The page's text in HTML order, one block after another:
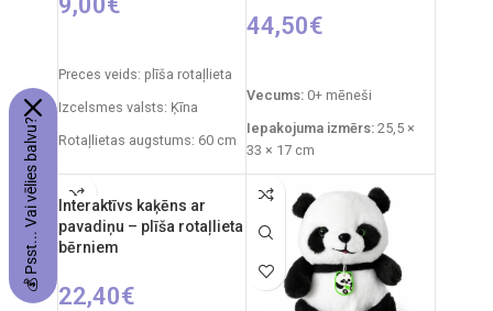
Preces veids: plīša rotaļlieta
Izcelsmes valsts: Ķīna
Rotaļlietas augstums: 60 cm
44,50€
Vecums: 0+ mēneši
Iepakojuma izmērs: 25,5 ×
33 × 17 cm
Izstrādājuma svars:760 g
Funkcijas:
projektors, zvana signāli,
baltais troksnis
Materiāli:plīšs, plastmasa
Interaktīvs kaķēns ar
pavadiņu – plīša rotaļlieta
bērniem
22,40€
💰 Psst... Vai vēlies balvu?